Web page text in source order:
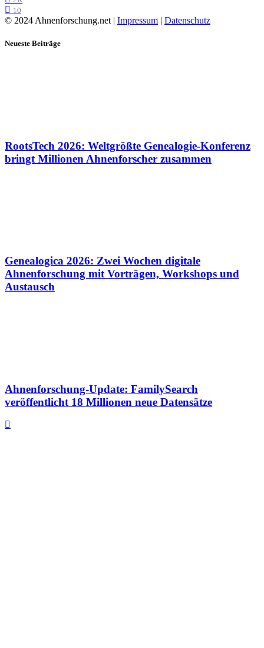
10
© 2024 Ahnenforschung.net | Impressum | Datenschutz
Neueste Beiträge
RootsTech 2026: Weltgrößte Genealogie-Konferenz
bringt Millionen Ahnenforscher zusammen
Genealogica 2026: Zwei Wochen digitale
Ahnenforschung mit Vorträgen, Workshops und
Austausch
Ahnenforschung-Update: FamilySearch
veröffentlicht 18 Millionen neue Datensätze